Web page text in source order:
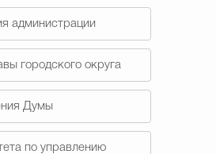
администрации
городского округа
Думы
по управлению